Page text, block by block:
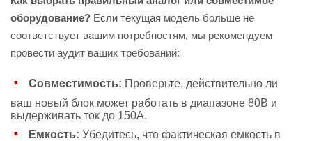
оборудование? Если текущая модель больше не
соответствует вашим потребностям, мы рекомендуем
провести аудит ваших требований:
Совместимость: Проверьте, действительно ли
ваш новый блок может работать в диапазоне 80В и
выдерживать ток до 150А.
Емкость: Убедитесь, что фактическая емкость в